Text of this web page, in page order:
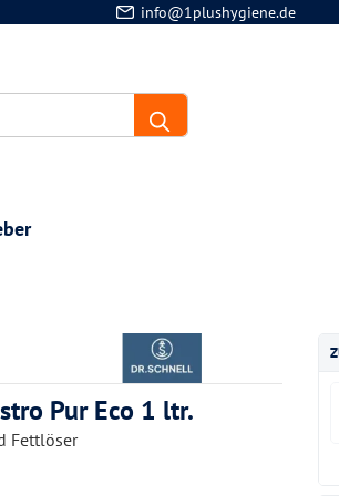
info@1plushygiene.de
Pur Eco 1 ltr.
Fettlöser